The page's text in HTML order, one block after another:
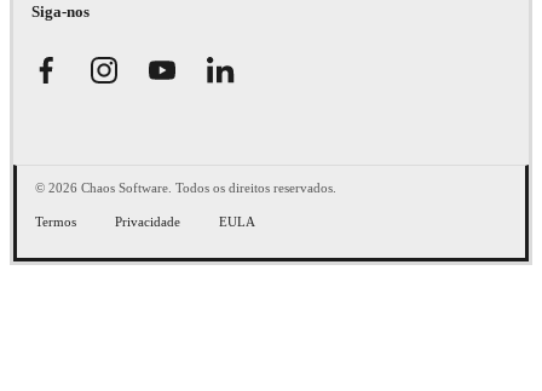
Siga-nos
© 2026 Chaos Software. Todos os direitos reservados.
Termos Privacidade EULA